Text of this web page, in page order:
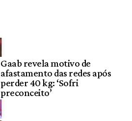
Gaab revela motivo de
afastamento das redes após
perder 40 kg: ‘Sofri
preconceito’